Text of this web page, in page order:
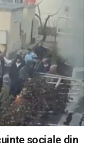
sociale din